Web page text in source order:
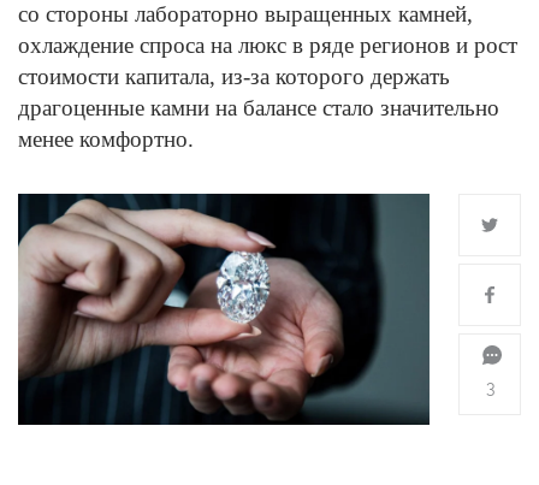
со стороны лабораторно выращенных камней,
охлаждение спроса на люкс в ряде регионов и рост
стоимости капитала, из-за которого держать
драгоценные камни на балансе стало значительно
менее комфортно.
3